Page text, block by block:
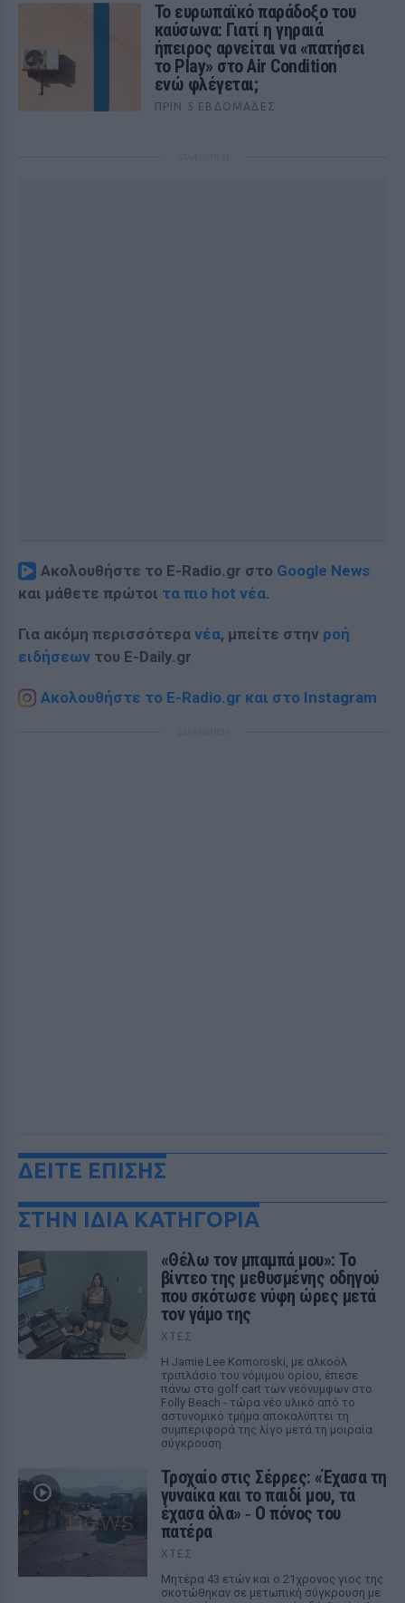
Το ευρωπαϊκό παράδοξο του
καύσωνα: Γιατί η γηραιά
ήπειρος αρνείται να «πατήσει
το Play» στο Air Condition
ενώ φλέγεται;
ΠΡΙΝ 5 ΕΒΔΟΜΆΔΕΣ
Ακολουθήστε το E-Radio.gr στο Google News
και μάθετε πρώτοι τα πιο hot νέα.
Για ακόμη περισσότερα νέα, μπείτε στην ροή
ειδήσεων του E-Daily.gr
Ακολουθήστε το E-Radio.gr και στο Instagram
ΔΕΙΤΕ ΕΠΙΣΗΣ
ΣΤΗΝ ΙΔΙΑ ΚΑΤΗΓΟΡΙΑ
«Θέλω τον μπαμπά μου»: Το
βίντεο της μεθυσμένης οδηγού
που σκότωσε νύφη ώρες μετά
τον γάμο της
ΧΤΕΣ
Η Jamie Lee Komoroski, με αλκοόλ
τριπλάσιο του νόμιμου ορίου, έπεσε
πάνω στο golf cart των νεόνυμφων στο
Folly Beach - τώρα νέο υλικό από το
αστυνομικό τμήμα αποκαλύπτει τη
συμπεριφορά της λίγο μετά τη μοιραία
σύγκρουση
Τροχαίο στις Σέρρες: «Έχασα τη
γυναίκα και το παιδί μου, τα
έχασα όλα» ‑ Ο πόνος του
πατέρα
ΧΤΕΣ
Μητέρα 43 ετών και ο 21χρονος γιος της
σκοτώθηκαν σε μετωπική σύγκρουση με